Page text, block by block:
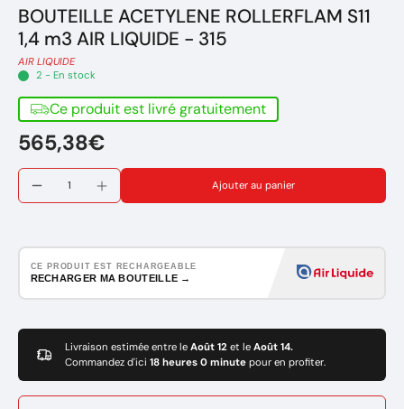
BOUTEILLE ACETYLENE ROLLERFLAM S11
1,4 m3 AIR LIQUIDE - 315
AIR LIQUIDE
2 - En stock
Ce produit est livré gratuitement
565,38€
Ajouter au panier
CE PRODUIT EST RECHARGEABLE
RECHARGER MA BOUTEILLE →
Livraison estimée entre le Août 12 et le Août 14.
Commandez d'ici 18 heures 0 minute pour en profiter.